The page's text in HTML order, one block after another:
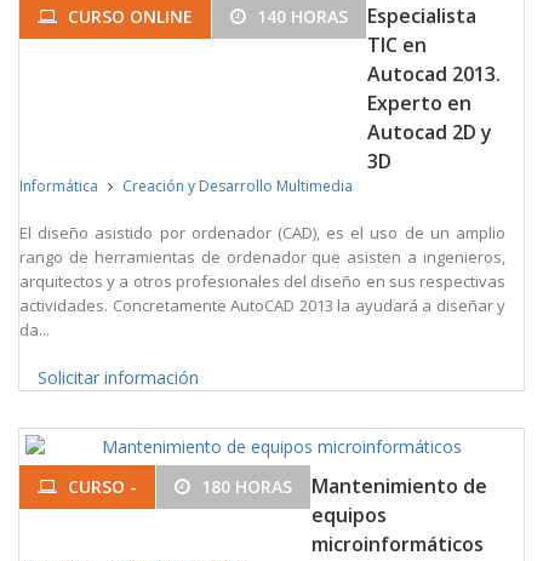
CURSO ONLINE 140 HORAS
Especialista
TIC en
Autocad 2013.
Experto en
Autocad 2D y
3D
Informática Creación y Desarrollo Multimedia
El diseño asistido por ordenador (CAD), es el uso de un amplio
rango de herramientas de ordenador que asisten a ingenieros,
arquitectos y a otros profesionales del diseño en sus respectivas
actividades. Concretamente AutoCAD 2013 la ayudará a diseñar y
da...
Solicitar información
CURSO - 180 HORAS
Mantenimiento de
equipos
microinformáticos